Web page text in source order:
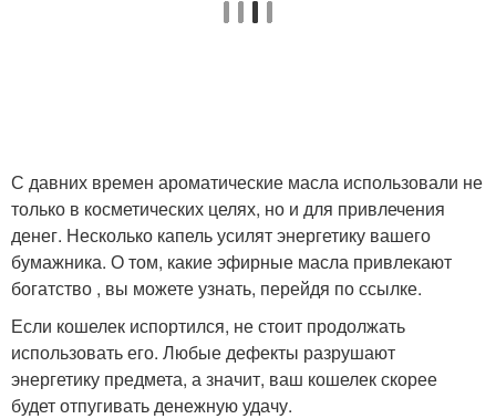
С давних времен ароматические масла использовали не
только в косметических целях, но и для привлечения
денег. Несколько капель усилят энергетику вашего
бумажника. О том, какие эфирные масла привлекают
богатство , вы можете узнать, перейдя по ссылке.
Если кошелек испортился, не стоит продолжать
использовать его. Любые дефекты разрушают
энергетику предмета, а значит, ваш кошелек скорее
будет отпугивать денежную удачу.